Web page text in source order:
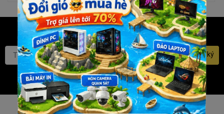
Bạn muốn nhận khuyến mãi
đặc biệt? Đăng ký ngay.
Đăng ký